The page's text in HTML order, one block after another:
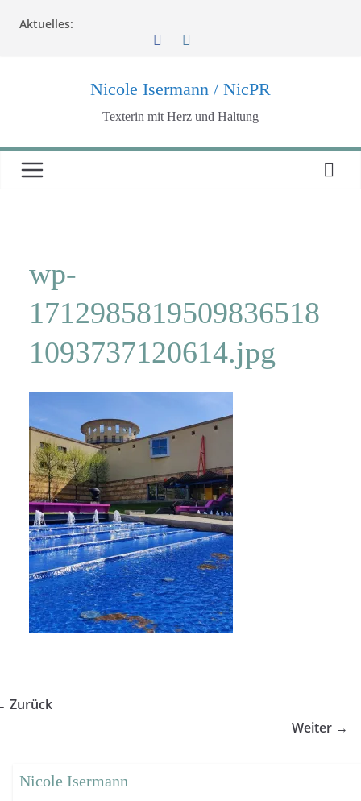
Inhalt
Aktuelles:
Nicole Isermann / NicPR
Texterin mit Herz und Haltung
wp-
1712985819509836518
1093737120614.jpg
Zurück
Weiter →
Nicole Isermann